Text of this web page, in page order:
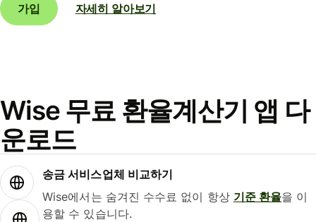
가입
자세히 알아보기
Wise 무료 환율계산기 앱 다
운로드
송금 서비스업체 비교하기
Wise에서는 숨겨진 수수료 없이 항상 기준 환율을 이
용할 수 있습니다.